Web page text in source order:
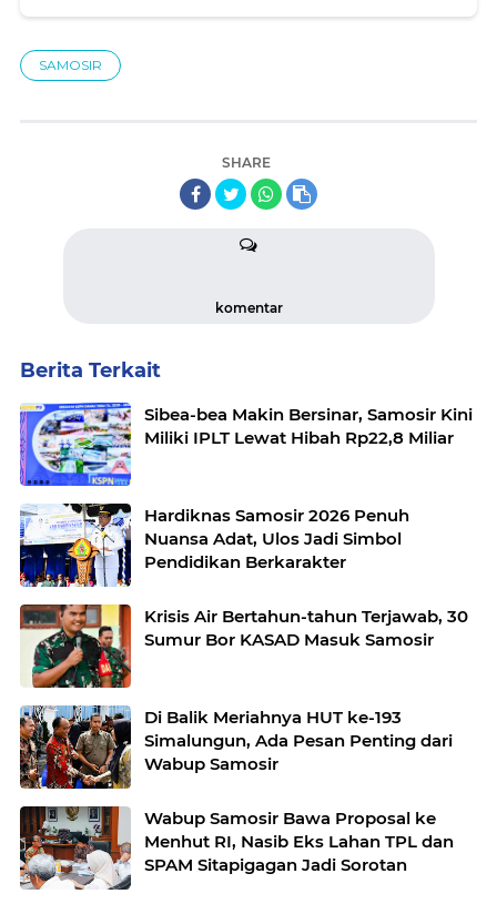
SAMOSIR
SHARE
komentar
Berita Terkait
Sibea-bea Makin Bersinar, Samosir Kini
Miliki IPLT Lewat Hibah Rp22,8 Miliar
Hardiknas Samosir 2026 Penuh
Nuansa Adat, Ulos Jadi Simbol
Pendidikan Berkarakter
Krisis Air Bertahun-tahun Terjawab, 30
Sumur Bor KASAD Masuk Samosir
Di Balik Meriahnya HUT ke-193
Simalungun, Ada Pesan Penting dari
Wabup Samosir
Wabup Samosir Bawa Proposal ke
Menhut RI, Nasib Eks Lahan TPL dan
SPAM Sitapigagan Jadi Sorotan